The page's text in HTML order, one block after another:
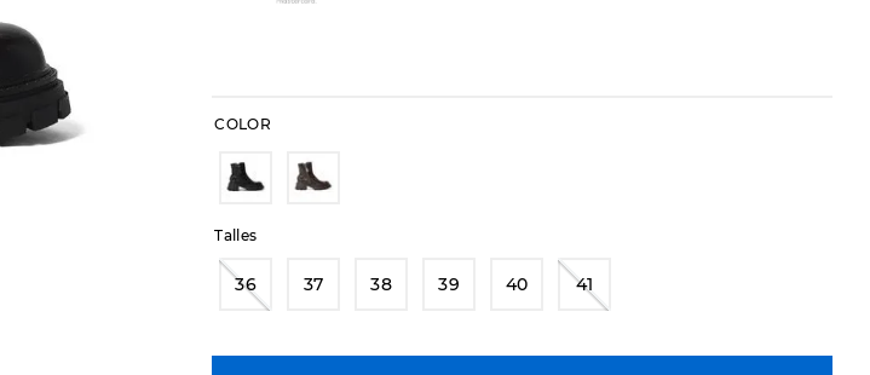
COLOR
Talles
36 37 38 39 40 41